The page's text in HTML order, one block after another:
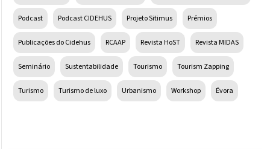
Podcast Podcast CIDEHUS Projeto Sitimus Prémios
Publicações do Cidehus RCAAP Revista HoST Revista MIDAS
Seminário Sustentabilidade Tourismo Tourism Zapping
Turismo Turismo de luxo Urbanismo Workshop Évora